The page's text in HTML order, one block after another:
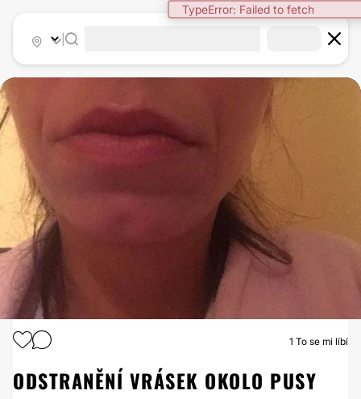
TypeError: Failed to fetch
MICRONEEDLING
1 To se mi líbí
ODSTRANĚNÍ VRÁSEK OKOLO PUSY